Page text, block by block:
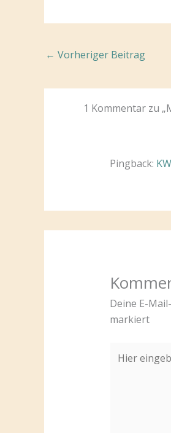
← Vorheriger Beitrag
1 Kommentar zu
Pingback:
Deine E-
markiert
eingeben…